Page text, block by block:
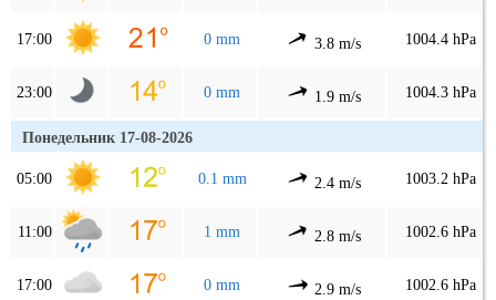
17:00 0 mm 3.8 m/s 1004.4 hPa
23:00 0 mm 1.9 m/s 1004.3 hPa
Понедельник 17-08-2026
05:00 0.1 mm 2.4 m/s 1003.2 hPa
11:00 1 mm 2.8 m/s 1002.6 hPa
17:00 0 mm 2.9 m/s 1002.6 hPa